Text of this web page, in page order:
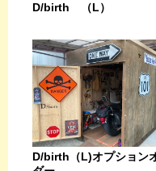
D/birth （L）
D/birth（L)オプション